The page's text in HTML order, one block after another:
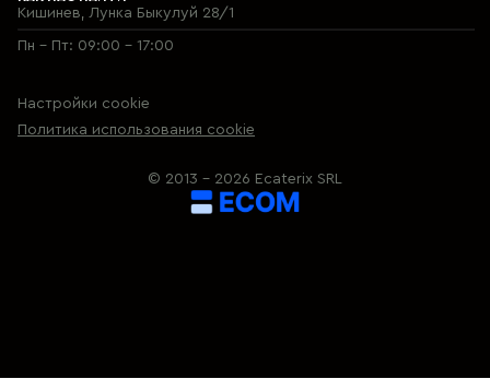
Кишинев, Лунка Быкулуй 28/1
Пн - Пт: 09:00 - 17:00
Настройки cookie
Политика использования cookie
© 2013 – 2026 Ecaterix SRL